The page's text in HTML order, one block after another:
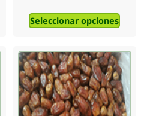
Seleccionar opciones